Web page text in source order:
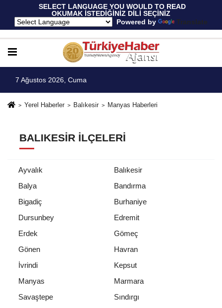
SELECT LANGUAGE YOU WOULD TO READ
OKUMAK İSTEDİĞİNİZ DİLİ SEÇİNİZ
Powered by
Translate
7 Ağustos 2026, Cuma
Yerel Haberler Balıkesir Manyas Haberleri
BALIKESIR İLÇELERI
Ayvalık
Balıkesir
Balya
Bandırma
Bigadiç
Burhaniye
Dursunbey
Edremit
Erdek
Gömeç
Gönen
Havran
İvrindi
Kepsut
Manyas
Marmara
Savaştepe
Sındırgı